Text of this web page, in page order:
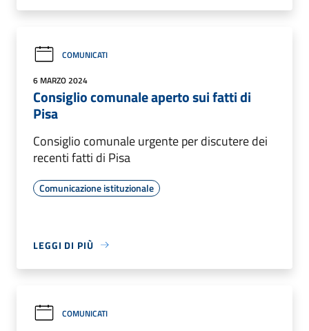
COMUNICATI
6 MARZO 2024
Consiglio comunale aperto sui fatti di
Pisa
Consiglio comunale urgente per discutere dei
recenti fatti di Pisa
Comunicazione istituzionale
LEGGI DI PIÙ
COMUNICATI